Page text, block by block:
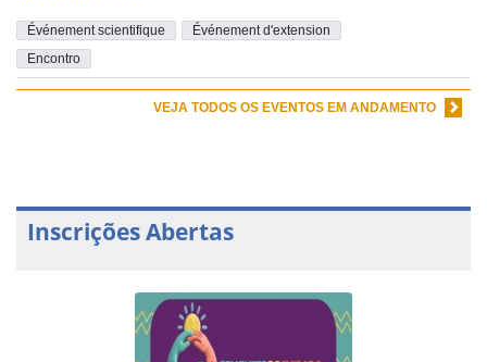
Événement scientifique
Événement d'extension
Encontro
VEJA TODOS OS EVENTOS EM ANDAMENTO
Inscrições Abertas